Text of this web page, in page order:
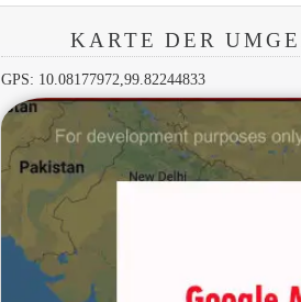
KARTE DER
GPS: 10.08177972,99.82244833